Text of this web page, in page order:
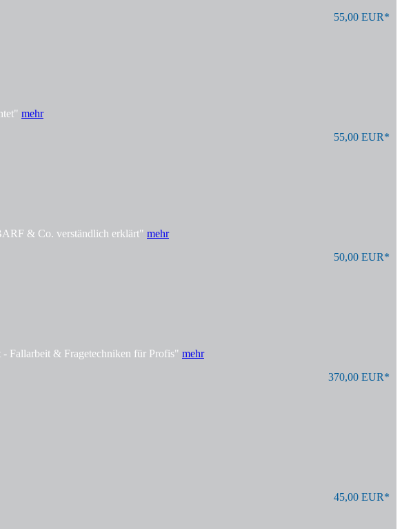
55,00 EUR*
mehr
55,00 EUR*
& Co. verständlich erklärt" mehr
50,00 EUR*
Fallarbeit & Fragetechniken für Profis" mehr
370,00 EUR*
45,00 EUR*